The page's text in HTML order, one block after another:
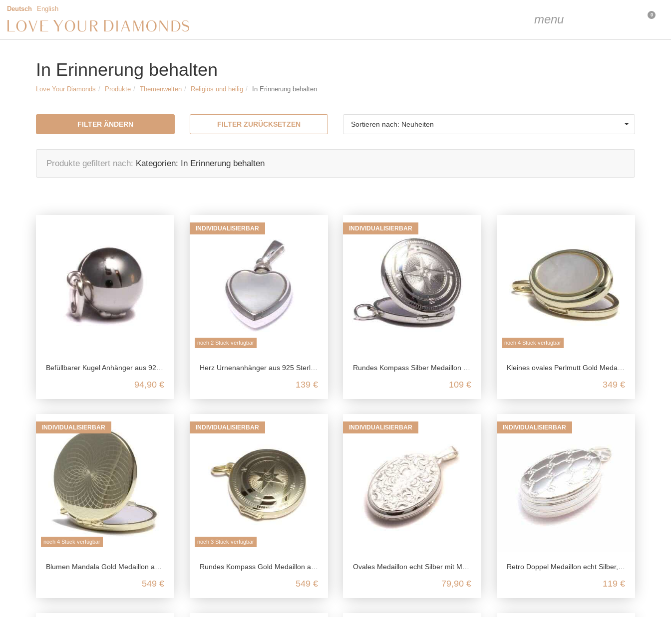
Deutsch English
menu 0
In Erinnerung behalten
Love Your Diamonds Produkte Themenwelten Religiös und heilig In Erinnerung behalten
FILTER ÄNDERN FILTER ZURÜCKSETZEN Sortieren nach: Neuheiten
Produkte gefiltert nach Kategorien: In Erinnerung behalten
Befüllbarer Kugel Anhänger aus 925 Sterling Silber
94,90 €
INDIVIDUALISIERBAR
noch 2 Stück verfügbar
Herz Urnenanhänger aus 925 Sterling Silber mit Perlmutt
139 €
INDIVIDUALISIERBAR
Rundes Kompass Silber Medaillon aus 925 Sterling Silber
109 €
noch 4 Stück verfügbar
Kleines ovales Perlmutt Gold Medaillon aus echtem 585 Gelbgold
349 €
INDIVIDUALISIERBAR
noch 4 Stück verfügbar
Blumen Mandala Gold Medaillon aus echtem 585 Gelbgold
549 €
INDIVIDUALISIERBAR
noch 3 Stück verfügbar
Rundes Kompass Gold Medaillon aus echtem 585 Gelbgold
549 €
INDIVIDUALISIERBAR
Ovales Medaillon echt Silber mit Mond Krater Ornament, 925 Foto Medaillon für 2 Bilder, Talisman Anhänger, Freundschaft Schmuck
79,90 €
INDIVIDUALISIERBAR
Retro Doppel Medaillon echt Silber, 925 Foto Medaillon für 4 Bilder, Talisman Anhänger Andenken, Freundschaft Schmuck Erinnerung
119 €